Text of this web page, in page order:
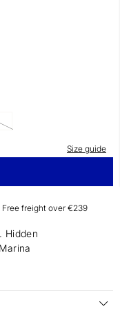
Size guide
Free freight over €239
Hidden